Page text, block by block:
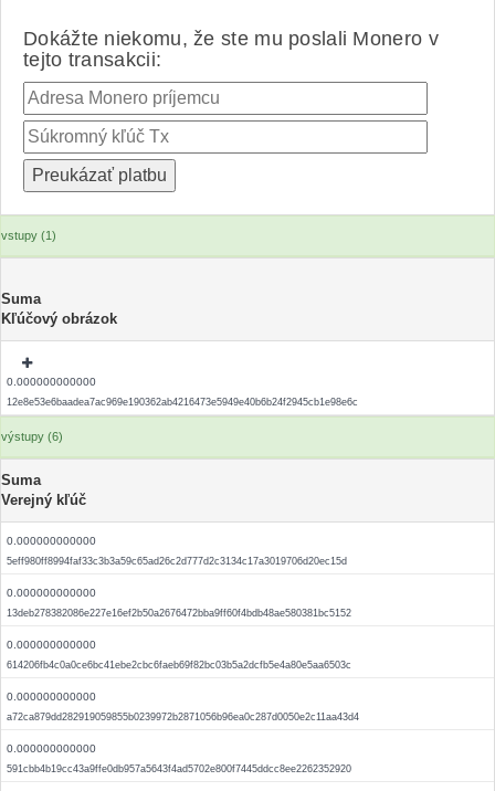
Dokážte niekomu, že ste mu poslali Monero v
tejto transakcii:
vstupy (1)
Suma
Kľúčový obrázok
0.000000000000
12e8e53e6baadea7ac969e190362ab4216473e5949e40b6b24f2945cb1e98e6c
výstupy (6)
Suma
Verejný kľúč
0.000000000000
5eff980ff8994faf33c3b3a59c65ad26c2d777d2c3134c17a3019706d20ec15d
0.000000000000
13deb278382086e227e16ef2b50a2676472bba9ff60f4bdb48ae580381bc5152
0.000000000000
614206fb4c0a0ce6bc41ebe2cbc6faeb69f82bc03b5a2dcfb5e4a80e5aa6503c
0.000000000000
a72ca879dd282919059855b0239972b2871056b96ea0c287d0050e2c11aa43d4
0.000000000000
591cbb4b19cc43a9ffe0db957a5643f4ad5702e800f7445ddcc8ee2262352920